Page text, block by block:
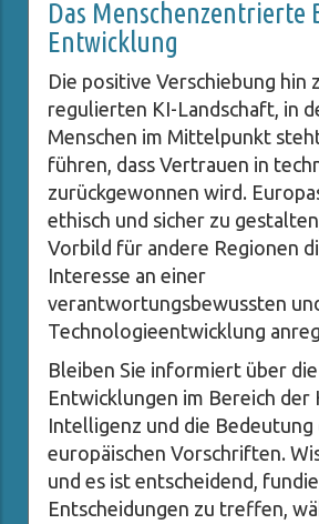
Das Menschenzentrierte
Entwicklung
Die positive Verschiebung hin
regulierten KI-Landschaft, in
Menschen im Mittelpunkt
führen, dass Vertrauen in
zurückgewonnen wird.
ethisch und sicher zu
Vorbild für andere Regionen
Interesse an einer
verantwortungsbewussten
Technologieentwicklung
Bleiben Sie informiert über die
Entwicklungen im Bereich der
Intelligenz und die Bedeutung
europäischen Vorschriften.
und es ist entscheidend,
Entscheidungen zu treffen,